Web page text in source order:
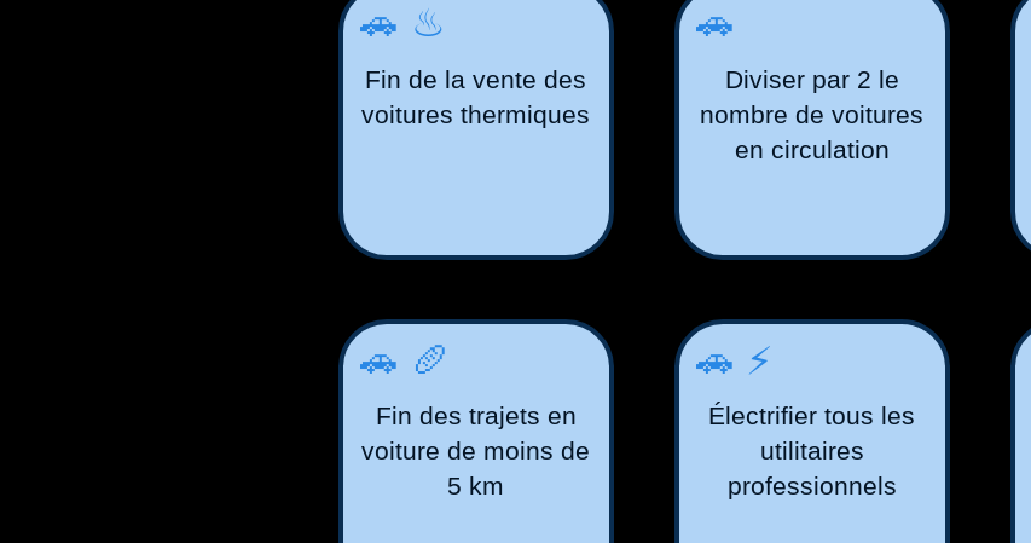
🚗♨
Fin de la vente des
voitures thermiques
🚗
Diviser par 2 le
nombre de voitures
en circulation
🚗🥖
Fin des trajets en
voiture de moins de
5 km
🚗⚡️
Électrifier tous les
utilitaires
professionnels